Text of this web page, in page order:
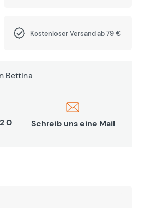
Kostenloser Versand ab 79 €
Bettina
0 Schreib uns eine Mail